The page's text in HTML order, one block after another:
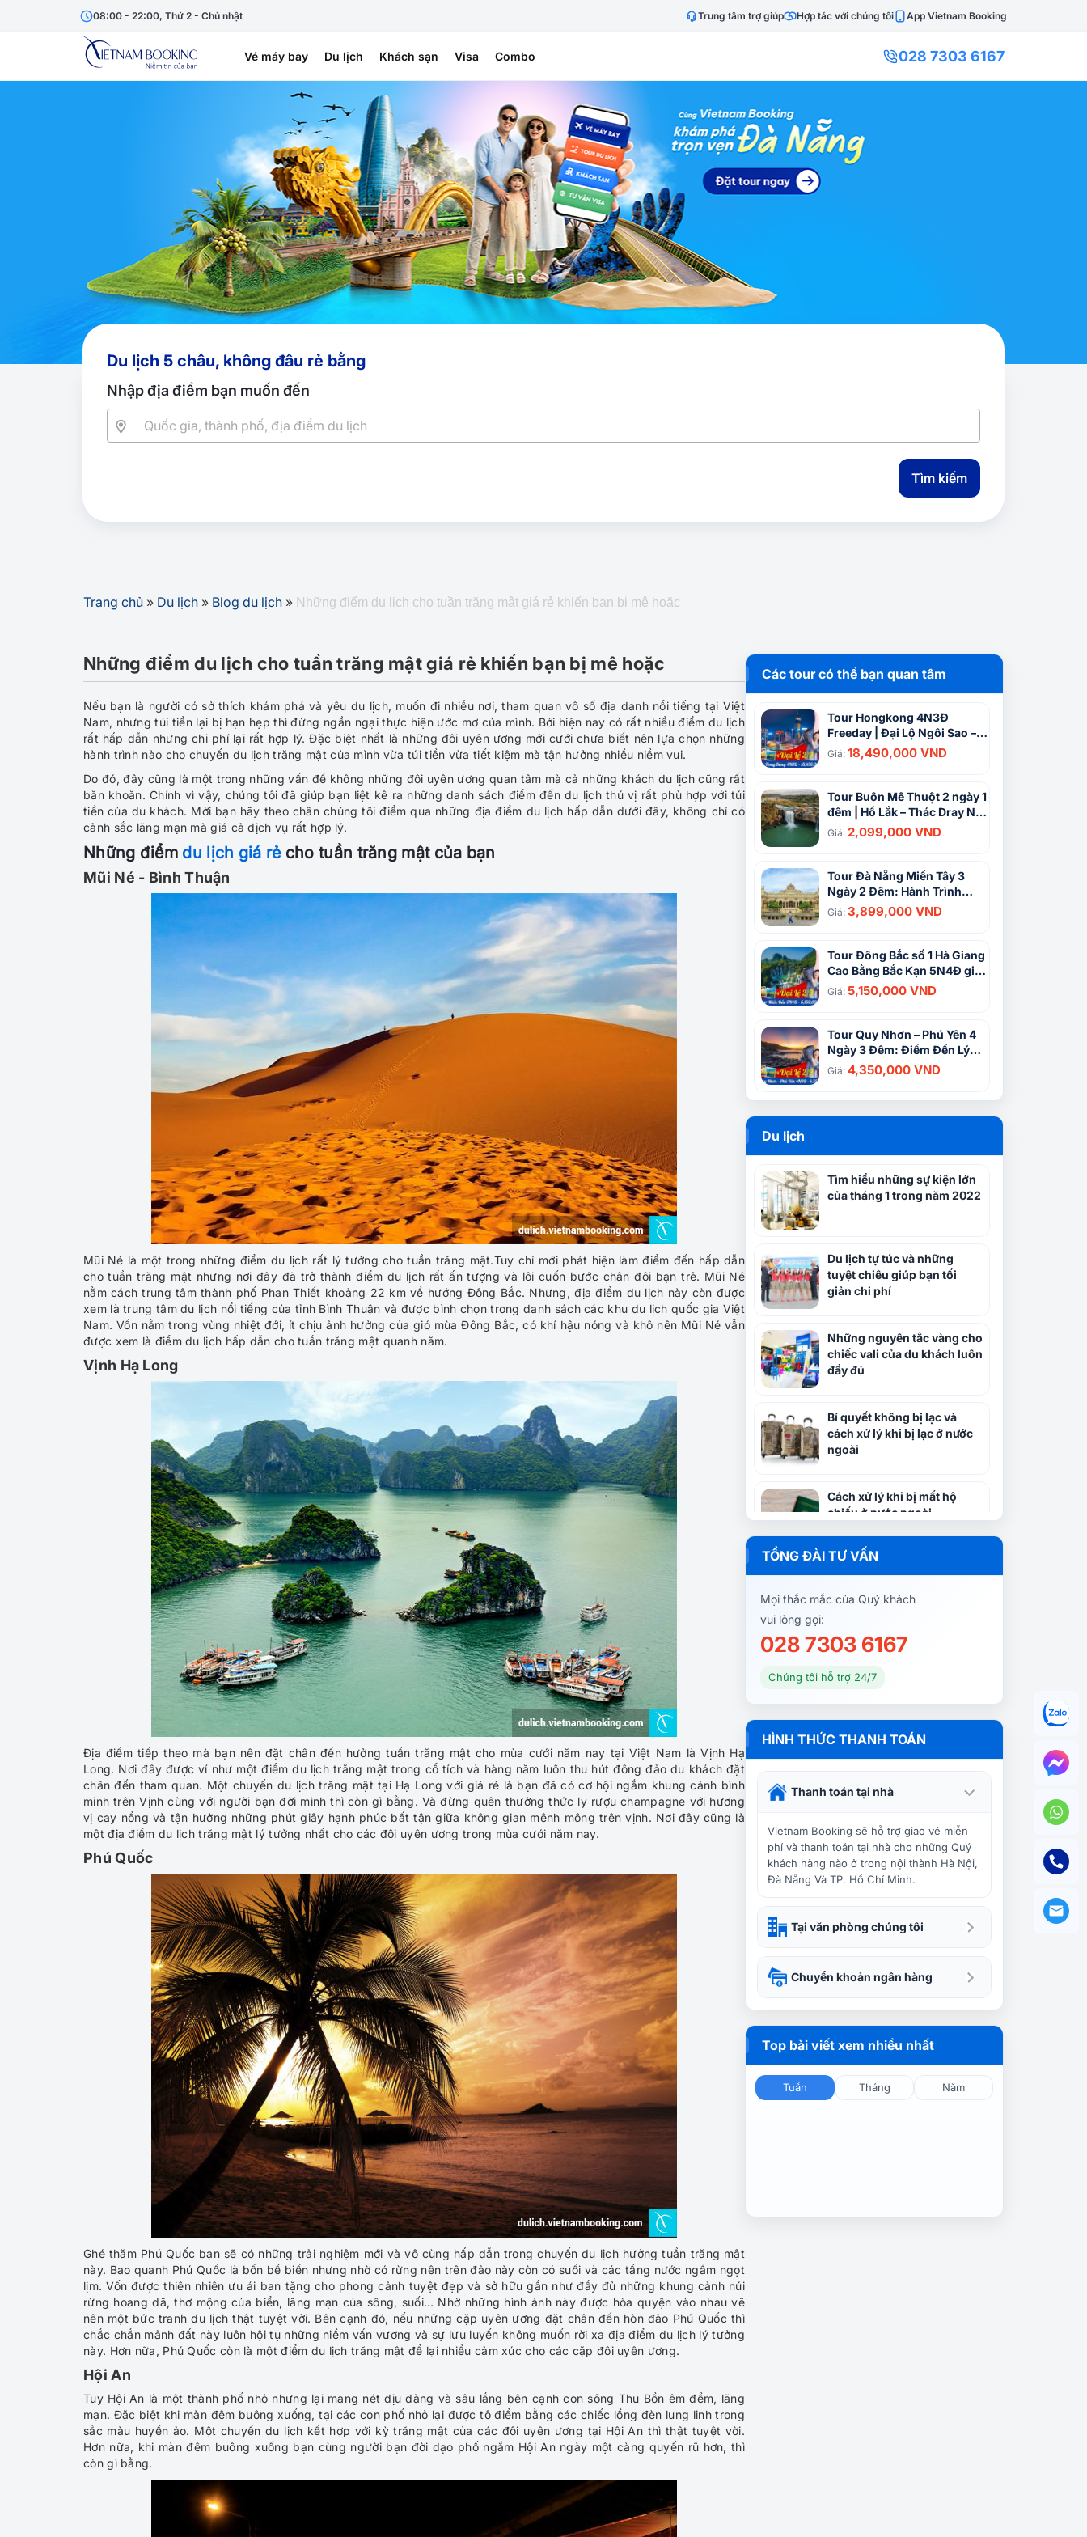
08:00 - 22:00, Thứ 2 - Chủ nhật Trung tâm trợ giúp Hợp tác với chúng tôi App Vietnam Booking
Vé máy bay Du lịch Khách sạn Visa Combo 028 7303 6167
Du lịch 5 châu, không đâu rẻ bằng
Nhập địa điểm bạn muốn đến
Tìm kiếm
Trang chủ » Du lịch » Blog du lịch » Những điểm du lịch cho tuần trăng mật giá rẻ khiến bạn bị mê hoặc
Những điểm du lịch cho tuần trăng mật giá rẻ khiến bạn bị mê hoặc
Nếu bạn là người có sở thích khám phá và yêu du lịch, muốn đi nhiều nơi, tham quan vô số địa danh nổi tiếng tại Việt
Nam, nhưng túi tiền lại bị hạn hẹp thì đừng ngần ngại thực hiện ước mơ của mình. Bởi hiện nay có rất nhiều điểm du lịch
rất hấp dẫn nhưng chi phí lại rất hợp lý. Đặc biệt nhất là những đôi uyên ương mới cưới chưa biết nên lựa chọn những
hành trình nào cho chuyến du lịch trăng mật của mình vừa túi tiền vừa tiết kiệm mà tận hưởng nhiều niềm vui.
Do đó, đây cũng là một trong những vấn đề không những đôi uyên ương quan tâm mà cả những khách du lịch cũng rất
băn khoăn. Chính vì vậy, chúng tôi đã giúp bạn liệt kê ra những danh sách điểm đến du lịch thú vị rất phù hợp với túi
tiền của du khách. Mời bạn hãy theo chân chúng tôi điểm qua những địa điểm du lịch hấp dẫn dưới đây, không chỉ có
cảnh sắc lãng mạn mà giá cả dịch vụ rất hợp lý.
Những điểm du lịch giá rẻcho tuần trăng mật của bạn
Mũi Né - Bình Thuận
Mũi Né là một trong những điểm du lịch rất lý tưởng cho tuần trăng mật.Tuy chỉ mới phát hiện làm điểm đến hấp dẫn
cho tuần trăng mật nhưng nơi đây đã trở thành điểm du lịch rất ấn tượng và lôi cuốn bước chân đôi bạn trẻ. Mũi Né
nằm cách trung tâm thành phố Phan Thiết khoảng 22 km về hướng Đông Bắc. Nhưng, địa điểm du lịch này còn được
xem là trung tâm du lịch nổi tiếng của tỉnh Bình Thuận và được bình chọn trong danh sách các khu du lịch quốc gia Việt
Nam. Vốn nằm trong vùng nhiệt đới, ít chịu ảnh hưởng của gió mùa Đông Bắc, có khí hậu nóng và khô nên Mũi Né vẫn
được xem là điểm du lịch hấp dẫn cho tuần trăng mật quanh năm.
Vịnh Hạ Long
Địa điểm tiếp theo mà bạn nên đặt chân đến hưởng tuần trăng mật cho mùa cưới năm nay tại Việt Nam là Vịnh Hạ
Long. Nơi đây được ví như một điểm du lịch trăng mật trong cổ tích và hàng năm luôn thu hút đông đảo du khách đặt
chân đến tham quan. Một chuyến du lịch trăng mật tại Hạ Long với giá rẻ là bạn đã có cơ hội ngắm khung cảnh bình
minh trên Vịnh cùng với người bạn đời mình thì còn gì bằng. Và đừng quên thưởng thức ly rượu champagne với hương
vị cay nồng và tận hưởng những phút giây hạnh phúc bất tận giữa không gian mênh mông trên vịnh. Nơi đây cũng là
một địa điểm du lịch trăng mật lý tưởng nhất cho các đôi uyên ương trong mùa cưới năm nay.
Phú Quốc
Ghé thăm Phú Quốc bạn sẽ có những trải nghiệm mới và vô cùng hấp dẫn trong chuyến du lịch hưởng tuần trăng mật
này. Bao quanh Phú Quốc là bốn bề biển nhưng nhờ có rừng nên trên đảo này còn có suối và các tầng nước ngầm ngọt
lịm. Vốn được thiên nhiên ưu ái ban tặng cho phong cảnh tuyệt đẹp và sở hữu gần như đầy đủ những khung cảnh núi
rừng hoang dã, thơ mộng của biển, lãng mạn của sông, suối… Nhờ những hình ảnh này được hòa quyện vào nhau vẽ
nên một bức tranh du lịch thật tuyệt vời. Bên cạnh đó, nếu những cặp uyên ương đặt chân đến hòn đảo Phú Quốc thì
chắc chắn mảnh đất này luôn hội tụ những niềm vấn vương và sự lưu luyến không muốn rời xa địa điểm du lịch lý tưởng
này. Hơn nữa, Phú Quốc còn là một điểm du lịch trăng mật để lại nhiều cảm xúc cho các cặp đôi uyên ương.
Hội An
Tuy Hội An là một thành phố nhỏ nhưng lại mang nét dịu dàng và sâu lắng bên cạnh con sông Thu Bồn êm đềm, lãng
mạn. Đặc biệt khi màn đêm buông xuống, tại các con phố nhỏ lại được tô điểm bằng các chiếc lồng đèn lung linh trong
sắc màu huyền ảo. Một chuyến du lịch kết hợp với kỳ trăng mật của các đôi uyên ương tại Hội An thì thật tuyệt vời.
Hơn nữa, khi màn đêm buông xuống bạn cùng người bạn đời dạo phố ngắm Hội An ngày một càng quyến rũ hơn, thì
còn gì bằng.
Các tour có thể bạn quan tâm
Tour Hongkong 4N3Đ
Freeday | Đại Lộ Ngôi Sao –
Vịnh Nước Cạn – Đỉnh Thái
Bình | KS 4*
Giá: 18,490,000 VND
Tour Buôn Mê Thuột 2 ngày 1
đêm | Hồ Lắk – Thác Dray Nur
– Buôn Đôn – Làng cà phê
Giá: 2,099,000 VND
Tour Đà Nẵng Miền Tây 3
Ngày 2 Đêm: Hành Trình
Khám Phá Cảnh Đẹp Miền
Sông Nước
Giá: 3,899,000 VND
Tour Đông Bắc số 1 Hà Giang
Cao Bằng Bắc Kạn 5N4Đ giá
tốt
Giá: 5,150,000 VND
Tour Quy Nhơn – Phú Yên 4
Ngày 3 Đêm: Điểm Đến Lý
Tưởng Cho Kỳ Nghỉ Hấp Dẫn
Giá: 4,350,000 VND
Du lịch
Tìm hiểu những sự kiện lớn
của tháng 1 trong năm 2022
Du lịch tự túc và những
tuyệt chiêu giúp bạn tối
giản chi phí
Những nguyên tắc vàng cho
chiếc vali của du khách luôn
đầy đủ
Bí quyết không bị lạc và
cách xử lý khi bị lạc ở nước
ngoài
Cách xử lý khi bị mất hộ
chiếu ở nước ngoài
Điểm đến lý tưởng cho mùa
đông không lạnh
Những điều cần biết khi phụ
nữ mang thai đi du lịch
9 lưu ý quan trọng khi sử
lịch dành cho các bạn trẻ
thường gặp khi đi du lịch
Những lưu ý dành cho phái
nữ khi du lịch Trung Đông
6 địa điểm tham quan hút
khách du lịch ở Venezuela
TỔNG ĐÀI TƯ VẤN
Mọi thắc mắc của Quý khách
vui lòng gọi:
028 7303 6167
Chúng tôi hỗ trợ 24/7
HÌNH THỨC THANH TOÁN
Thanh toán tại nhà
Vietnam Booking sẽ hỗ trợ giao vé miễn
phí và thanh toán tại nhà cho những Quý
khách hàng nào ở trong nội thành Hà Nội,
Đà Nẵng Và TP. Hồ Chí Minh.
Tại văn phòng chúng tôi
Chuyển khoản ngân hàng
Top bài viết xem nhiều nhất
Tuần Tháng Năm